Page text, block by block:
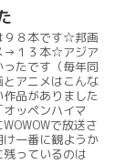
９８本です☆邦画
１３本☆アジア
たです（毎年同
アニメはこんな
品がありました
ッペンハイマ
で放送さ
一番に観ようか
っているのは